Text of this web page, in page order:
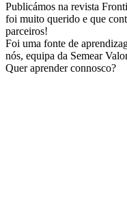
Publicámos na revista
foi muito querido e que
parceiros!
Foi uma fonte de
nós, equipa da Semear
Quer aprender connosco?